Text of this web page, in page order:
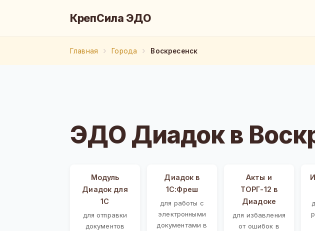
КрепСила ЭДО
Главная Города Воскресенск
ЭДО Диадок в
Модуль
Диадок для
1С
для отправки
документов
Диадок в
1С:Фреш
для работы с
электронными
документами в
Акты и
ТОРГ-12 в
Диадоке
для избавления
от ошибок в